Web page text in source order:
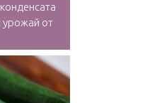
урожай от